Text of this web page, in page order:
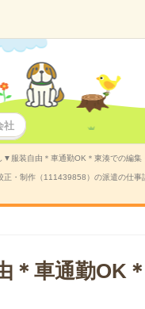
社
▼服装自由＊車通勤OK＊東湊での編
・制作（111439858）の派遣の仕事
車通勤OK